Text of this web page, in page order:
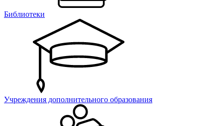
Библиотеки
Учреждения дополнительного образования